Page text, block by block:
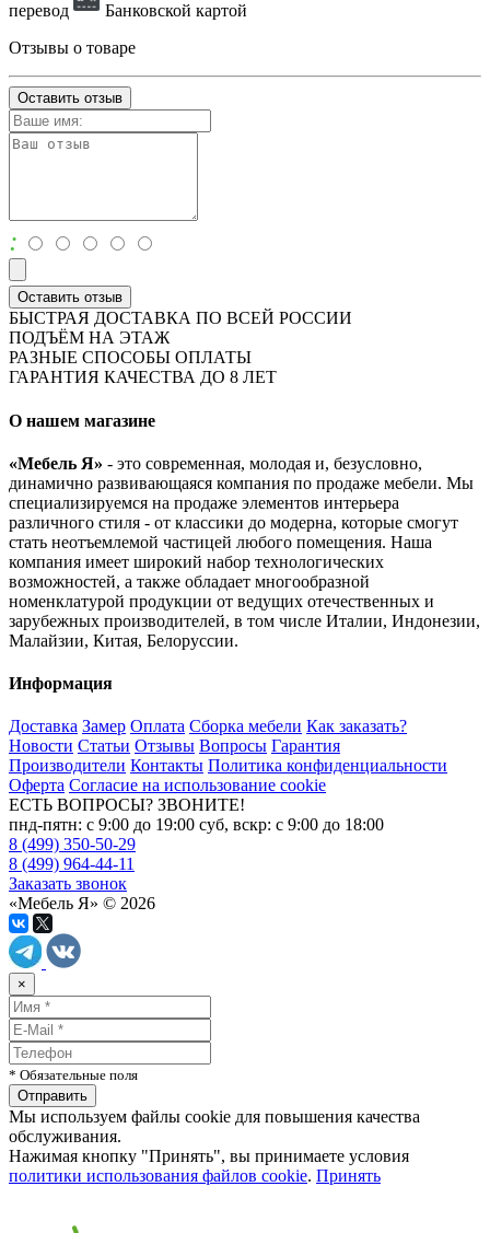
перевод
Банковской картой
Отзывы о товаре
Оставить отзыв
:
Оставить отзыв
БЫСТРАЯ ДОСТАВКА ПО ВСЕЙ РОССИИ
ПОДЪЁМ НА ЭТАЖ
РАЗНЫЕ СПОСОБЫ ОПЛАТЫ
ГАРАНТИЯ КАЧЕСТВА ДО 8 ЛЕТ
О нашем магазине
«Мебель Я» - это современная, молодая и, безусловно,
динамично развивающаяся компания по продаже мебели. Мы
специализируемся на продаже элементов интерьера
различного стиля - от классики до модерна, которые смогут
стать неотъемлемой частицей любого помещения. Наша
компания имеет широкий набор технологических
возможностей, а также обладает многообразной
номенклатурой продукции от ведущих отечественных и
зарубежных производителей, в том числе Италии, Индонезии,
Малайзии, Китая, Белоруссии.
Информация
Доставка Замер Оплата Сборка мебели Как заказать?
Новости Статьи Отзывы Вопросы Гарантия
Производители Контакты Политика конфиденциальности
Оферта Согласие на использование cookie
ЕСТЬ ВОПРОСЫ? ЗВОНИТЕ!
пнд-пятн: с 9:00 до 19:00 суб, вскр: с 9:00 до 18:00
8 (499) 350-50-29
8 (499) 964-44-11
Заказать звонок
«Мебель Я» © 2026
×
* Обязательные поля
Мы используем файлы cookie для повышения качества
обслуживания.
Нажимая кнопку "Принять", вы принимаете условия
политики использования файлов cookie. Принять